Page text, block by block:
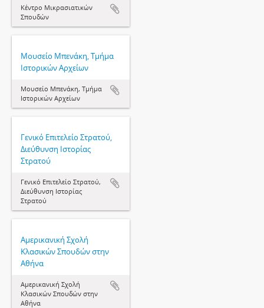
Κέντρο Μικρασιατικών
Σπουδών
Μουσείο Μπενάκη, Τμήμα
Ιστορικών Αρχείων
Μουσείο Μπενάκη, Τμήμα
Ιστορικών Αρχείων
Γενικό Επιτελείο Στρατού,
Διεύθυνση Ιστορίας
Στρατού
Γενικό Επιτελείο Στρατού,
Διεύθυνση Ιστορίας
Στρατού
Αμερικανική Σχολή
Κλασικών Σπουδών στην
Αθήνα
Αμερικανική Σχολή
Κλασικών Σπουδών στην
Αθήνα